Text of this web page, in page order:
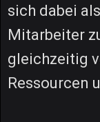
sich dabei
Mitarbeiter
gleichzeitig
Ressourcen